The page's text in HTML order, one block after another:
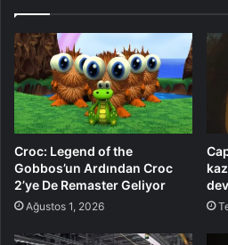
Croc: Legend of the
Gobbos’un Ardından Croc
2’ye De Remaster Geliyor
Ağustos 1, 2026